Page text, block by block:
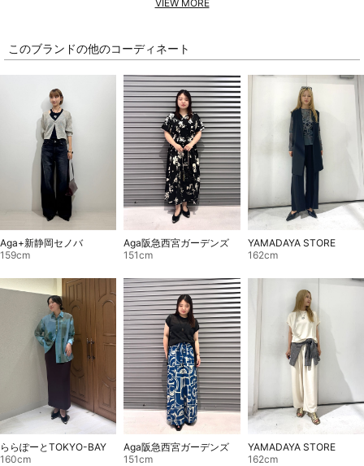
VIEW MORE
このブランドの他のコーディネート
Aga+新静岡セノバ
159cm
Aga阪急西宮ガーデンズ
151cm
YAMADAYA STORE
162cm
ららぽーとTOKYO-BAY
160cm
Aga阪急西宮ガーデンズ
151cm
YAMADAYA STORE
162cm